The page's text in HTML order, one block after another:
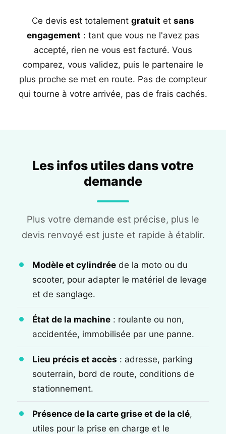
Ce devis est totalement gratuit et sans
engagement : tant que vous ne l'avez pas
accepté, rien ne vous est facturé. Vous
comparez, vous validez, puis le partenaire le
plus proche se met en route. Pas de compteur
qui tourne à votre arrivée, pas de frais cachés.
Les infos utiles dans votre
demande
Plus votre demande est précise, plus le
devis renvoyé est juste et rapide à établir.
Modèle et cylindrée de la moto ou du
scooter, pour adapter le matériel de levage
et de sanglage.
État de la machine : roulante ou non,
accidentée, immobilisée par une panne.
Lieu précis et accès : adresse, parking
souterrain, bord de route, conditions de
stationnement.
Présence de la carte grise et de la clé,
utiles pour la prise en charge et le